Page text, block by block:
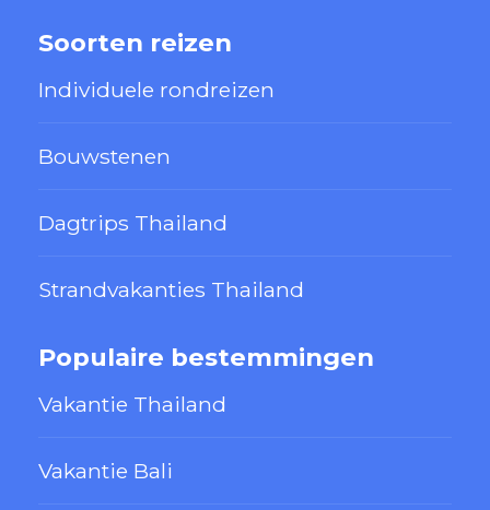
Soorten reizen
Individuele rondreizen
Bouwstenen
Dagtrips Thailand
Strandvakanties Thailand
Populaire bestemmingen
Vakantie Thailand
Vakantie Bali